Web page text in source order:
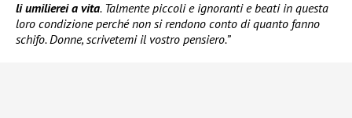
li umilierei a vita. Talmente piccoli e ignoranti e beati in questa
loro condizione perché non si rendono conto di quanto fanno
schifo. Donne, scrivetemi il vostro pensiero.”